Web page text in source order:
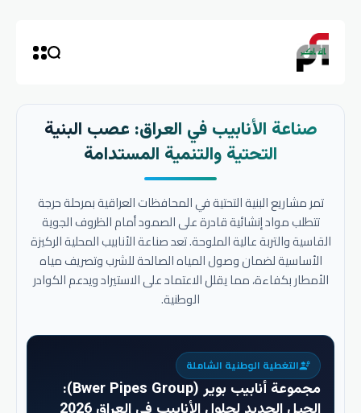
صناعة الأنابيب في العراق: عصب البنية
التحتية والتنمية المستدامة
تمر مشاريع البنية التحتية في المحافظات العراقية بمرحلة حرجة
تتطلب مواد إنشائية قادرة على الصمود أمام الظروف الجوية
القاسية والتربة عالية الملوحة. تعد صناعة الأنابيب المحلية الركيزة
الأساسية لضمان وصول المياه الصالحة للشرب وتصريف مياه
الأمطار بكفاءة، مما يقلل الاعتماد على الاستيراد ويدعم الكوادر
الوطنية.
engineeringالتغطية الوطنية الشاملة
مجموعة أنابيب بوير (Bwer Pipes Group)
: